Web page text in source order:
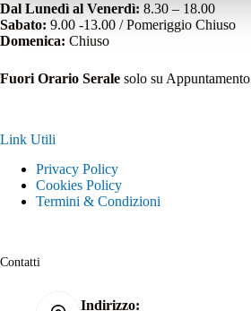
Dal Lunedì al Venerdì: 8.30 – 18.00
Sabato: 9.00 -13.00 / Pomeriggio Chiuso
Domenica: Chiuso
Fuori Orario Serale solo su Appuntamento
Link Utili
Privacy Policy
Cookies Policy
Termini & Condizioni
Contatti
Indirizzo: